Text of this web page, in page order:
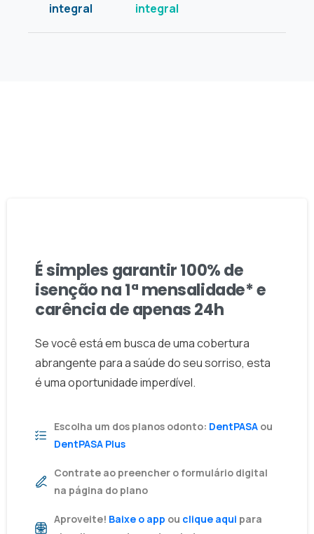
integral
integral
É simples garantir 100% de
isenção na 1ª mensalidade* e
carência de apenas 24h
Se você está em busca de uma cobertura
abrangente para a saúde do seu sorriso, esta
é uma oportunidade imperdível.
Escolha um dos planos odonto: DentPASAou
DentPASA Plus
Contrate ao preencher o formulário digital
na página do plano
Aproveite! Baixe o app ou clique aqui para